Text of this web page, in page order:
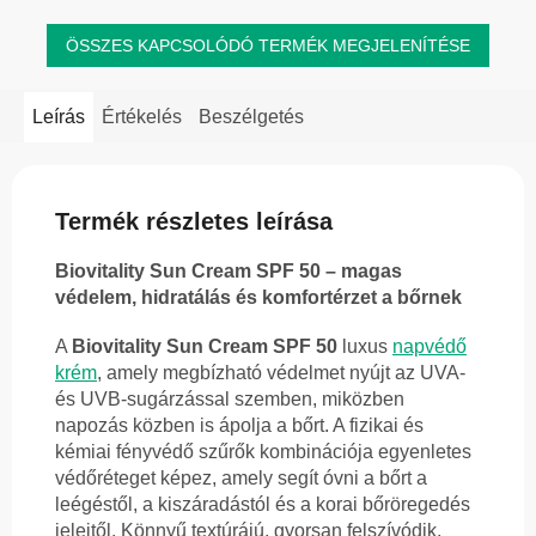
ÖSSZES KAPCSOLÓDÓ TERMÉK MEGJELENÍTÉSE
Leírás Értékelés Beszélgetés
Termék részletes leírása
Biovitality Sun Cream SPF 50 – magas
védelem, hidratálás és komfortérzet a bőrnek
A Biovitality Sun Cream SPF 50 luxus napvédő
krém, amely megbízható védelmet nyújt az UVA-
és UVB-sugárzással szemben, miközben
napozás közben is ápolja a bőrt. A fizikai és
kémiai fényvédő szűrők kombinációja egyenletes
védőréteget képez, amely segít óvni a bőrt a
leégéstől, a kiszáradástól és a korai bőröregedés
jeleitől. Könnyű textúrájú, gyorsan felszívódik,